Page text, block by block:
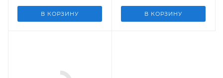
В КОРЗИНУ В КОРЗИНУ